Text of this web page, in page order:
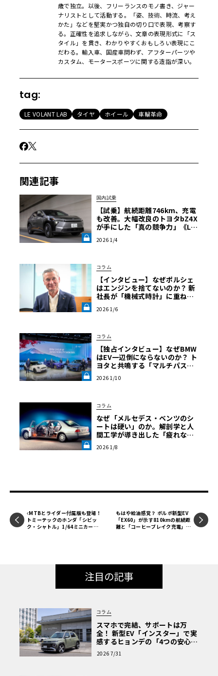
歳で独立。以後、フリーランスのモノ書き、ジャー
ナリストとして活動する。「姿、技術、時流、考え
かた」などを堅実かつ独自の切り口で表現、考察す
る。正確性を追求しながら、文章の表現形式に「ス
タイル」を貫き、わかりやすくおもしろい表現にこ
だわる。輸入車、国産車問わず、アフターパーツや
カスタム、モータースポーツに関する造詣が深い。
tag:
LE VOLANT LAB タイヤ ホイール 車輪革命
関連記事
国内試乗
【試乗】航続距離746km、充電
も改善。大幅改良のトヨタbZ4X
が手にした「真の競争力」《LE
2026 1/4
コラム
【インタビュー】なぜポルシェ
はエンジンを捨てないのか？ 新
社長が「機械式時計」に重ねた
B》
2026 1/6
コラム
【独占インタビュー】なぜBMW
はEV一辺倒にならないのか？ ト
ヨタと共鳴する「マルチパスウ
算【自動車業界の研究】《LE V
2026 1/10
コラム
なぜ「メルセデス・ベンツのシ
ートは硬い」のか。解剖学と人
間工学が導き出した「疲れな
論 02】《LE VOLANT LAB》
2026 1/8
MTBとライダー付属版も登場！
トミーテックのホンダ「シビッ
ク・シャトル」1/64ミニカーに
もはや給油感覚？ ボルボ新型EV
「EX60」が示す810kmの航続距
離と「コーヒーブレイク充電」の
注目の記事
コラム
スマホで完結、サポートは万
全！ 新型EV「インスター」で実
感するヒョンデの「4つの安心」
【第1回・ヒョンデ6つの疑問：
Why? Hyundai?】〈PR〉
2026 7/31